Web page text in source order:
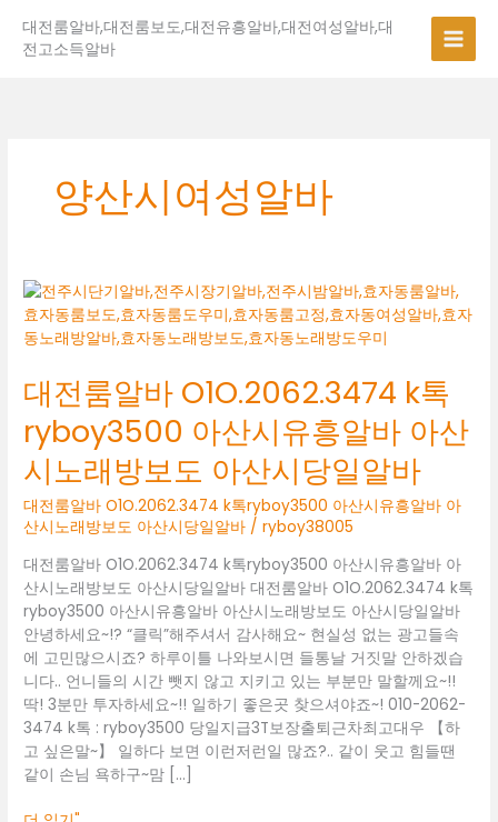
대전룸알바,대전룸보도,대전유흥알바,대전여성알바,대
전고소득알바
양산시여성알바
대전룸알바 O1O.2062.3474 k톡
ryboy3500 아산시유흥알바 아산
시노래방보도 아산시당일알바
대전룸알바 O1O.2062.3474 k톡ryboy3500 아산시유흥알바 아
산시노래방보도 아산시당일알바 /ryboy38005
대전룸알바 O1O.2062.3474 k톡ryboy3500 아산시유흥알바 아
산시노래방보도 아산시당일알바 대전룸알바 O1O.2062.3474 k톡
ryboy3500 아산시유흥알바 아산시노래방보도 아산시당일알바
안녕하세요~!? “클릭”해주셔서 감사해요~ 현실성 없는 광고들속
에 고민많으시죠? 하루이틀 나와보시면 들통날 거짓말 안하겠습
니다.. 언니들의 시간 뺏지 않고 지키고 있는 부분만 말할께요~!!
딱! 3분만 투자하세요~!! 일하기 좋은곳 찾으셔야죠~! 010-2062-
3474 k톡 : ryboy3500 당일지급3T보장출퇴근차최고대우 【하
고 싶은말~】 일하다 보면 이런저런일 많죠?.. 같이 웃고 힘들땐
같이 손님 욕하구~맘 […]
대
전
룸
바
O1O.2062.3474
k
톡
ryboy3500
아
산
유
흥
알
바
아
산
시
노
래
방